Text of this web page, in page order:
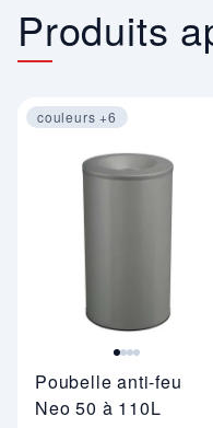
Produits
couleurs +6
Image 1 sur 4
Poubelle anti-feu
Neo 50 à 110L